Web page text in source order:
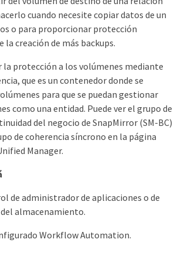
cuando necesite copiar datos de un
o para proporcionar protección
creación de más backups.
la protección a los volúmenes mediante
que es un contenedor donde se
para que se puedan gestionar
como una entidad. Puede ver el grupo de
del negocio de SnapMirror (SM-BC)
de coherencia síncrono en la página
Manager.
de administrador de aplicaciones o de
almacenamiento.
Workflow Automation.